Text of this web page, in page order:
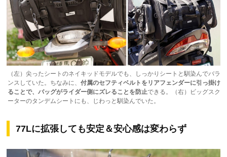
（左）尖ったシートのネイキッドモデルでも、しっかりシートと馴染んでバラ
ンスしていた。ちなみに、 付属のセフティベルトをリアフェンダーに引っ掛け
ることで、バッグがライダー側にズレることを防止できる。（右）ビッグスク
ーターのタンデムシートにも、じわっと馴染んでいた。
77Lに拡張しても安定＆安心感は変わらず